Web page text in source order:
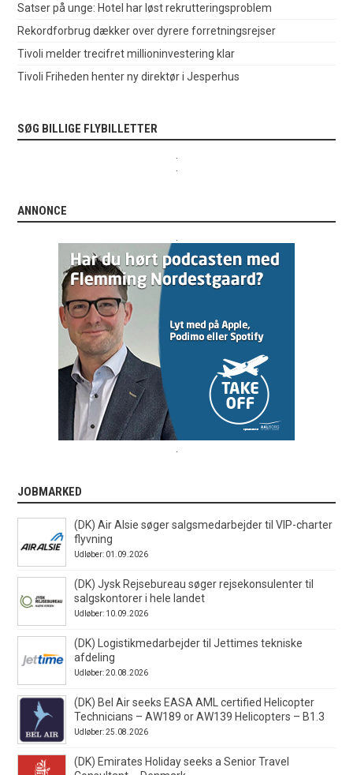
Satser på unge: Hotel har løst rekrutteringsproblem
Rekordforbrug dækker over dyrere forretningsrejser
Tivoli melder trecifret millioninvestering klar
Tivoli Friheden henter ny direktør i Jesperhus
SØG BILLIGE FLYBILLETTER
ANNONCE
JOBMARKED
(DK) Air Alsie søger salgsmedarbejder til VIP-charter
flyvning
Udløber: 01.09.2026
(DK) Jysk Rejsebureau søger rejsekonsulenter til
salgskontorer i hele landet
Udløber: 10.09.2026
(DK) Logistikmedarbejder til Jettimes tekniske
afdeling
Udløber: 20.08.2026
(DK) Bel Air seeks EASA AML certified Helicopter
Technicians – AW189 or AW139 Helicopters – B1.3
Udløber: 25.08.2026
(DK) Emirates Holiday seeks a Senior Travel